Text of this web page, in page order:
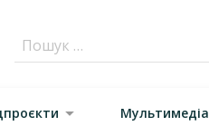
Мультимедіа